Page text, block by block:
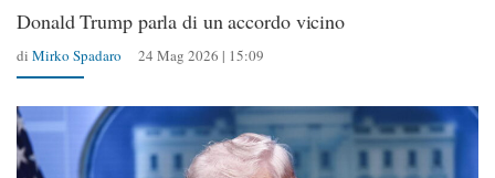
Donald Trump parla di un accordo vicino
di Mirko Spadaro 24 Mag 2026 | 15:09